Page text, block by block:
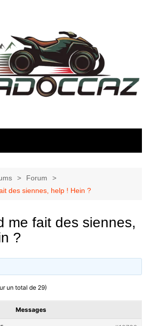
Forum
des siennes, help ! Hein ?
me fait des siennes,
?
un total de 29)
Messages